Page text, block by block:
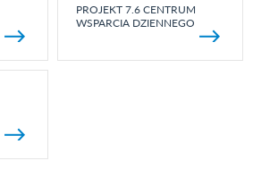
PROJEKT 7.6 CENTRUM
WSPARCIA DZIENNEGO